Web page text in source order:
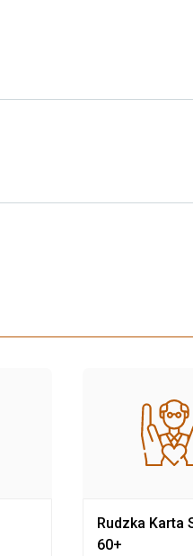
Rudzka Karta
60+